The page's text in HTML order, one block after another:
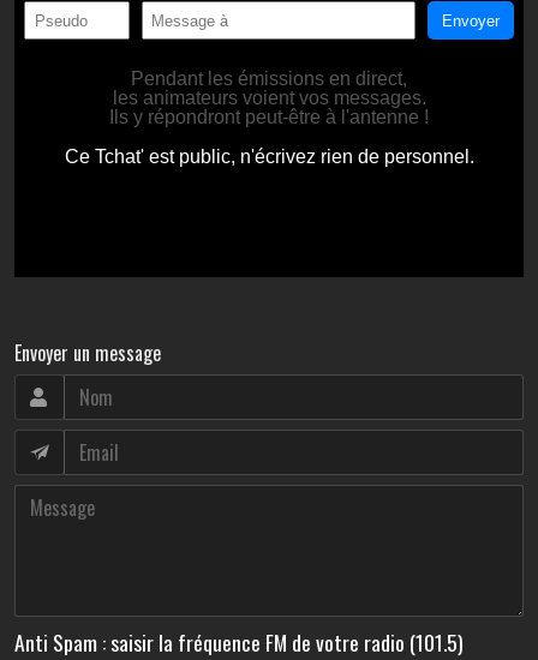
Envoyer un message
Anti Spam : saisir la fréquence FM de votre radio (101.5)